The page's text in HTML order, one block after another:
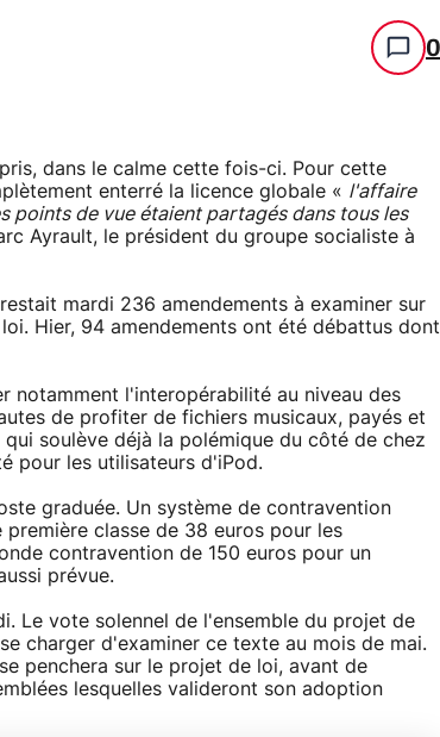
0
dans le calme cette fois-ci. Pour cette
enterré la licence globale « l'affaire
points de vue étaient partagés dans tous les
Ayrault, le président du groupe socialiste à
mardi 236 amendements à examiner sur
Hier, 94 amendements ont été débattus dont
notamment l'interopérabilité au niveau des
de profiter de fichiers musicaux, payés et
soulève déjà la polémique du côté de chez
pour les utilisateurs d'iPod.
graduée. Un système de contravention
classe de 38 euros pour les
contravention de 150 euros pour un
prévue.
Le vote solennel de l'ensemble du projet de
charger d'examiner ce texte au mois de mai.
penchera sur le projet de loi, avant de
lesquelles valideront son adoption